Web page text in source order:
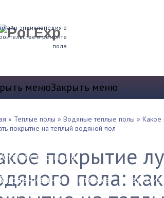
энциклопедия о
и ремонте
пола
менюЗакрыть меню
теплые полы
пола
и стяжка
» Теплые полы » Водяные теплые полы » Какое
покрытие на теплый водяной пол
покрытие
пола: